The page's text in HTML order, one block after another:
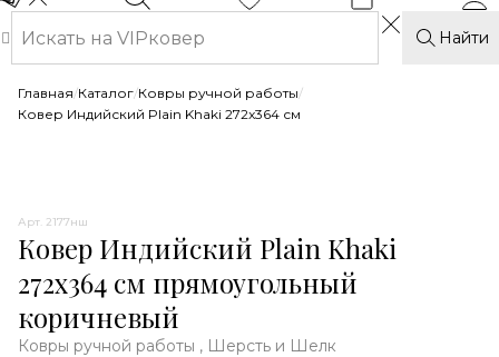
Найти
Главная/Каталог/Ковры ручной работы/
Ковер Индийский Plain Khaki 272x364 см
Арт. 2177нш
Ковер Индийский Plain Khaki
272x364 см прямоугольный
коричневый
Ковры ручной работы , Шерсть и Шелк